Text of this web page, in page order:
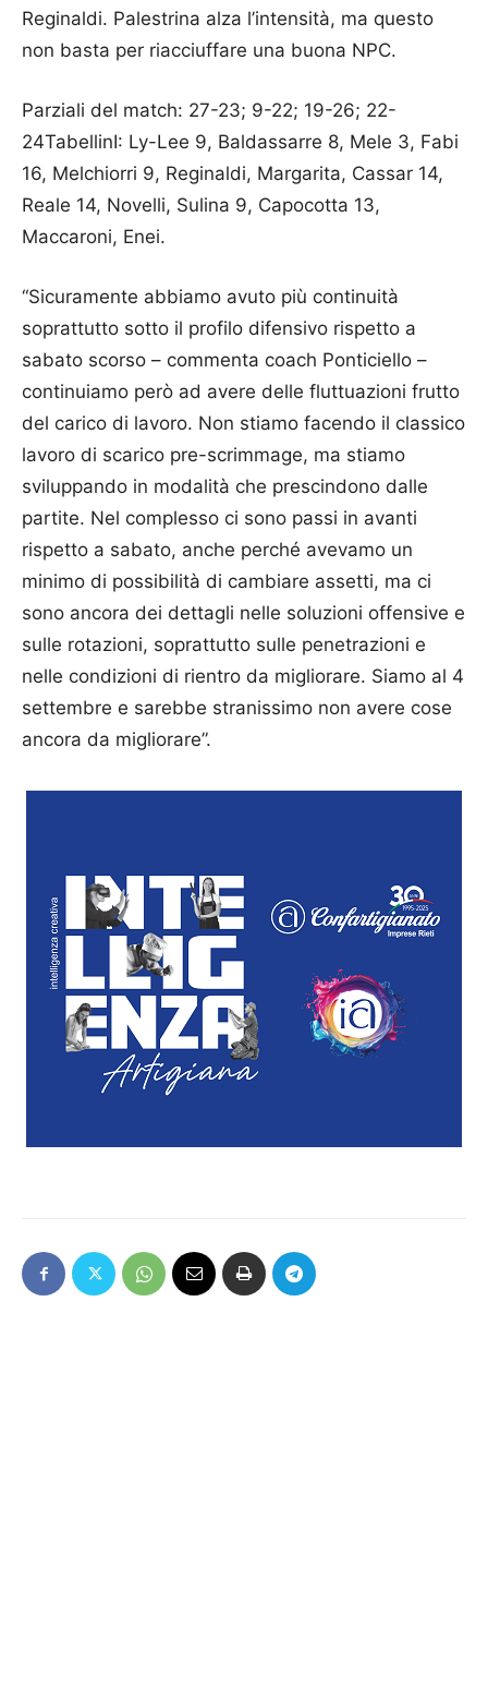
Reginaldi. Palestrina alza l’intensità, ma questo
non basta per riacciuffare una buona NPC.
Parziali del match: 27-23; 9-22; 19-26; 22-
24TabellinI: Ly-Lee 9, Baldassarre 8, Mele 3, Fabi
16, Melchiorri 9, Reginaldi, Margarita, Cassar 14,
Reale 14, Novelli, Sulina 9, Capocotta 13,
Maccaroni, Enei.
“Sicuramente abbiamo avuto più continuità
soprattutto sotto il profilo difensivo rispetto a
sabato scorso – commenta coach Ponticiello –
continuiamo però ad avere delle fluttuazioni frutto
del carico di lavoro. Non stiamo facendo il classico
lavoro di scarico pre-scrimmage, ma stiamo
sviluppando in modalità che prescindono dalle
partite. Nel complesso ci sono passi in avanti
rispetto a sabato, anche perché avevamo un
minimo di possibilità di cambiare assetti, ma ci
sono ancora dei dettagli nelle soluzioni offensive e
sulle rotazioni, soprattutto sulle penetrazioni e
nelle condizioni di rientro da migliorare. Siamo al 4
settembre e sarebbe stranissimo non avere cose
ancora da migliorare”.